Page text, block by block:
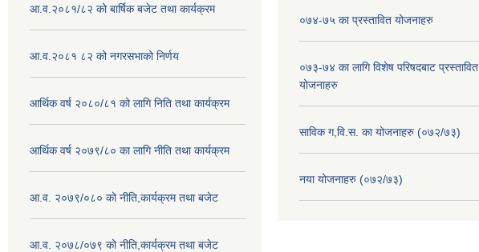
आ.व.२०८१/८२ को बार्षिक बजेट तथा कार्यक्रम
आ.व.२०८१ ८२ को नगरसभाको निर्णय
आर्थिक वर्ष २०८०/८१ को लागि निति तथा कार्यक्रम
आर्थिक वर्ष २०७९/८० का लागि नीति तथा कार्यक्रम
आ.व. २०७९/०८० को नीति,कार्यक्रम तथा बजेट
आ.व. २०७८/०७९ को नीति,कार्यक्रम तथा बजेट
०७४-७५ का प्रस्तावित योजनाहरु
०७३-७४ का लागि विशेष परिषदबाट प्रस्तावित
योजनाहरु
साविक ग,वि.स. का योजनाहरु (०७२/७३)
नया योजनाहरु (०७२/७३)